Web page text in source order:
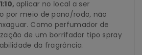
1:10, aplicar no local a ser
por meio de pano/rodo, não
Como perfumador de
de um borrifador tipo spray
da fragrância.